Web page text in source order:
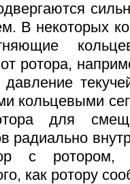
В некоторых
ротора,
кольцевыми
для
радиально
с ротором,
как ротору